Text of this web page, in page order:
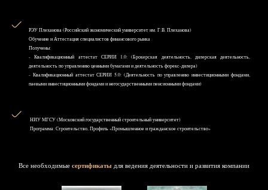
РЭУ Плеханова (Российский экономический университет им. Г.В. Плеханова)
Обучение и Аттестация специалистов финансового рынка
Получены:
- Квалификационный аттестат СЕРИИ 1.0: (Брокерская деятельность, дилерская деятельность,
деятельность по управлению ценными бумагами и деятельность форекс-дилера)
- Квалификационный аттестат СЕРИИ 5.0: (Деятельность по управлению инвестиционными фондами,
паевыми инвестиционными фондами и негосударственными пенсионными фондами)
НИУ MГСУ (Московский государственный строительный университет)
Программа: Строительство, Профиль «Промышленное и гражданское строительство»
Все необходимые сертификаты для ведения деятельности и развития компании